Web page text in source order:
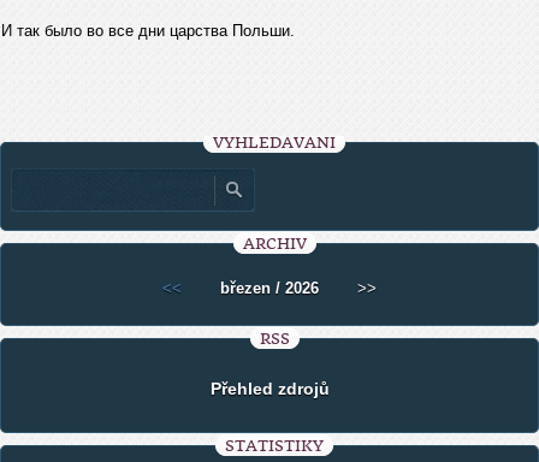
И так было во все дни царства Польши.
VYHLEDÁVÁNÍ
ARCHIV
<< březen / 2026 >>
RSS
Přehled zdrojů
STATISTIKY